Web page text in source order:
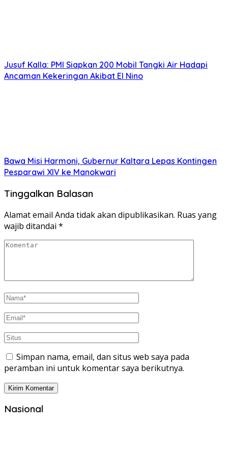
Jusuf Kalla: PMI Siapkan 200 Mobil Tangki Air Hadapi
Ancaman Kekeringan Akibat El Nino
Bawa Misi Harmoni, Gubernur Kaltara Lepas Kontingen
Pesparawi XIV ke Manokwari
Tinggalkan Balasan
Alamat email Anda tidak akan dipublikasikan. Ruas yang
wajib ditandai *
Simpan nama, email, dan situs web saya pada
peramban ini untuk komentar saya berikutnya.
Nasional